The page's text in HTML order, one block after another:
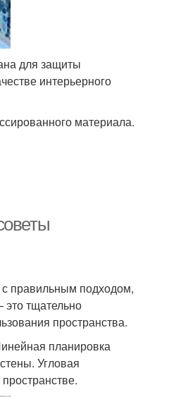
для защиты
интерьерного
материала.
правильным подходом,
тщательно
пространства.
планировка
Угловая